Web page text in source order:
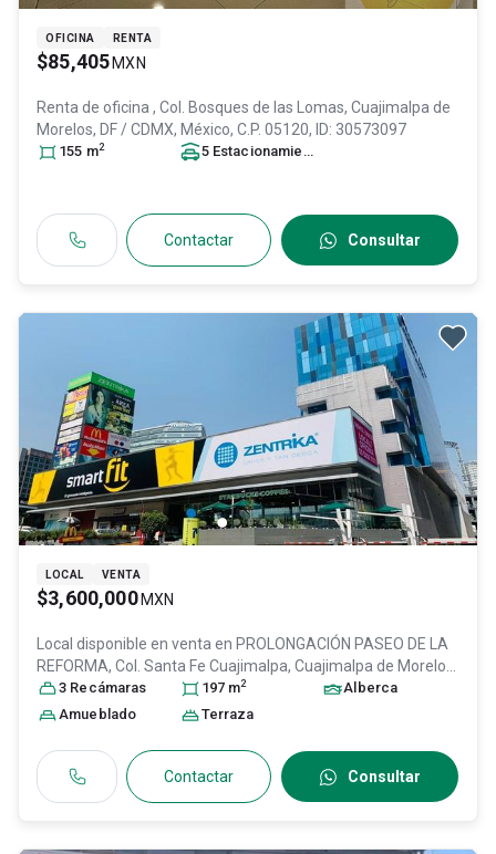
OFICINA RENTA
$85,405 MXN
Renta de oficina , Col. Bosques de las Lomas, Cuajimalpa de
Morelos, DF / CDMX, México, C.P. 05120, ID: 30573097
155 m2 5 Estacionamiento
Contactar Consultar
LOCAL VENTA
$3,600,000 MXN
Local disponible en venta en PROLONGACIÓN PASEO DE LA
REFORMA, Col. Santa Fe Cuajimalpa, Cuajimalpa de Morelos
DF / CDMX, México , C.P. 05348, ID: 31512152
3 Recámaras 197 m2
Alberca
Amueblado
Terraza
Contactar Consultar